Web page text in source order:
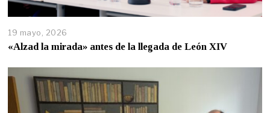
19 mayo, 2026
«Alzad la mirada» antes de la llegada de León XIV